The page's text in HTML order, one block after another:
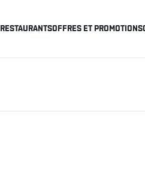
RESTAURANTSOFFRES ET PROMOTIONS